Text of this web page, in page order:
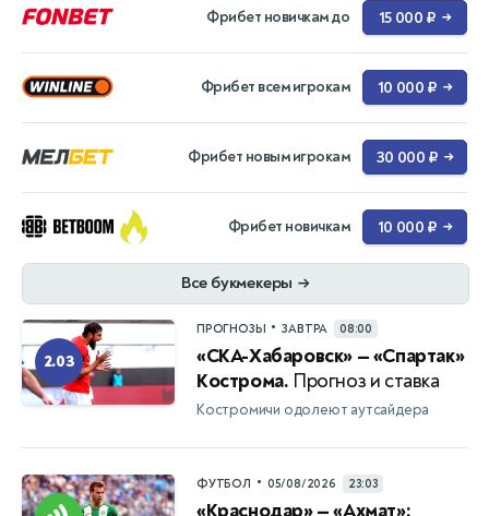
Фрибет новичкам до 15 000 ₽ →
Фрибет всем игрокам 10 000 ₽ →
Фрибет новым игрокам 30 000 ₽ →
Фрибет новичкам 10 000 ₽ →
Все букмекеры →
2.03
ПРОГНОЗЫ • ЗАВТРА 08:00
«СКА-Хабаровск» — «Спартак»
Кострома. Прогноз и ставка
Костромичи одолеют аутсайдера
ФУТБОЛ • 05/08/2026 23:03
«Краснодар» — «Ахмат»: